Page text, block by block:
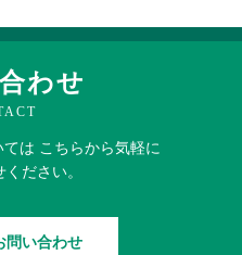
わせ
ては こちらから気軽に
ださい。
問い合わせ